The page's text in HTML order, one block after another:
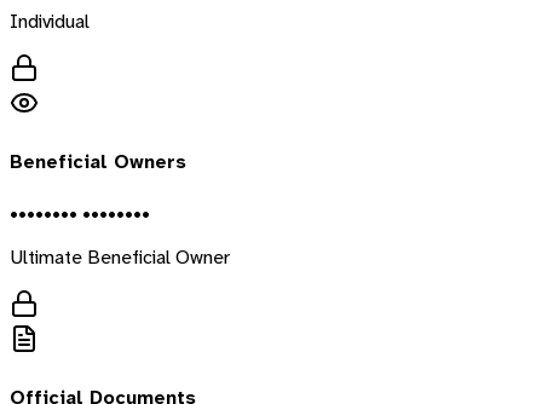
Individual
Beneficial Owners
•••••••• ••••••••
Ultimate Beneficial Owner
Official Documents